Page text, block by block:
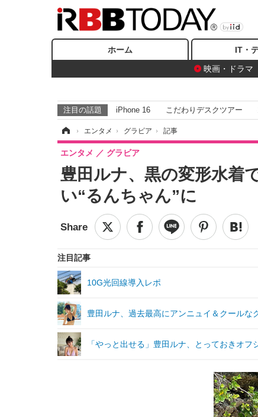
ホーム IT・
映画・ドラマ
注目の話題 iPhone 16 こだわりデスクツアー
› エンタメ › グラビア › 記事
豊田ルナ、黒の変形水着
い“るんちゃん”に
エンタメ グラビア
注目記事
10G光回線導入レポ
豊田ルナ、過去最高にアンニュイ＆クールな
「やっと出せる」豊田ルナ、とっておきオフ